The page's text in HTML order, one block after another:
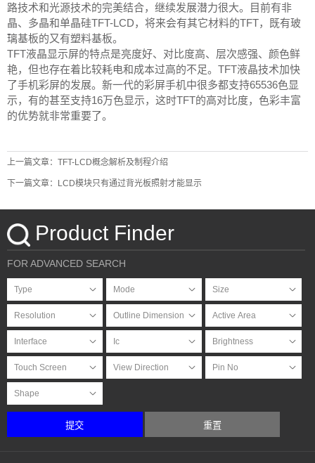
路技术和光源技术的完美结合，继续发展潜力很大。目前有非
晶、多晶和单晶硅TFT-LCD，将来会有其它材料的TFT，既有玻
璃基板的又有塑料基板。
TFT液晶显示屏的特点是亮度好、对比度高、层次感强、颜色鲜
艳，但也存在着比较耗电和成本过高的不足。TFT液晶技术加快
了手机彩屏的发展。新一代的彩屏手机中很多都支持65536色显
示，有的甚至支持16万色显示，这时TFT的高对比度，色彩丰富
的优势就非常重要了。
上一篇文章：TFT-LCD概念解析及制程介绍
下一篇文章：LCD模块只有通过背光板照射才能显示
Product Finder
FOR ADVANCED SEARCH
提交 重置